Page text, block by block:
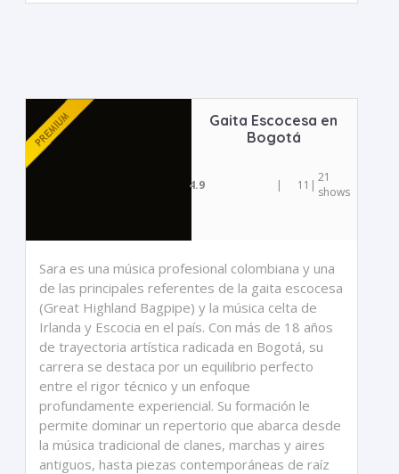
Gaita Escocesa en
Bogotá
4.9 | 11 | 21
shows
Sara es una música profesional colombiana y una
de las principales referentes de la gaita escocesa
(Great Highland Bagpipe) y la música celta de
Irlanda y Escocia en el país. Con más de 18 años
de trayectoria artística radicada en Bogotá, su
carrera se destaca por un equilibrio perfecto
entre el rigor técnico y un enfoque
profundamente experiencial. Su formación le
permite dominar un repertorio que abarca desde
la música tradicional de clanes, marchas y aires
antiguos, hasta piezas contemporáneas de raíz